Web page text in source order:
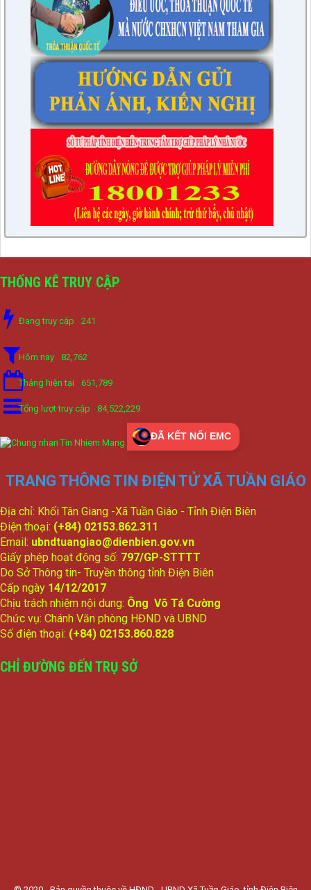
THỐNG KÊ TRUY CẬP
Đang truy cập 241
Hôm nay 82,762
Tháng hiện tại 651,789
Tổng lượt truy cập 84,522,229
ĐÃ KẾT NỐI EMC
TRANG THÔNG TIN ĐIỆN TỬ XÃ TUẦN GIÁO
Địa chỉ: Khối Tân Giang -Xã Tuần Giáo - Tỉnh Điện Biên
Điện thoại: (+84) 02153.862.311
Email: ubndtuangiao@dienbien.gov.vn
Giấy phép hoạt động số: 797/GP-STTTT
Do Sở Thông tin- Truyền thông tỉnh Điện Biên
Cấp ngày 14/12/2017
Chịu trách nhiệm nội dung: Ông Võ Tá Cường
Chức vụ: Chánh Văn phòng HĐND và UBND
Số điện thoại: (+84) 02153.860.828
CHỈ ĐƯỜNG ĐẾN TRỤ SỞ